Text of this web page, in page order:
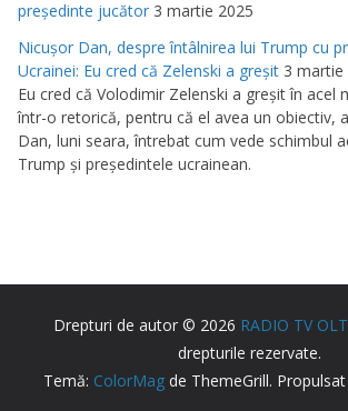
preşedinte jucător 3 martie 2025
Nicuşor Dan, despre întâlnirea lui Trump cu
Ucrainei: Eu cred că Zelenski a greşit 3 martie
Eu cred că Volodimir Zelenski a greşit în acel
într-o retorică, pentru că el avea un obiectiv,
Dan, luni seara, întrebat cum vede schimbul
Trump şi preşedintele ucrainean.
Drepturi de autor © 2026 RADIO TV
drepturile rezervate.
Temă: ColorMag de ThemeGrill.